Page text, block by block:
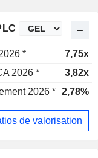
*
7,75x
2026 *
3,82x
2026 * 2,78%
de valorisation